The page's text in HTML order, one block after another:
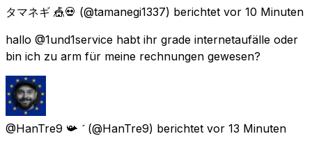
タマネギ 🎪💀 (@tamanegi1337) berichtet vor 10 Minuten
hallo @1und1service habt ihr grade internetaufälle oder
bin ich zu arm für meine rechnungen gewesen?
@HanTre9 📯  (@HanTre9) berichtet vor 13 Minuten